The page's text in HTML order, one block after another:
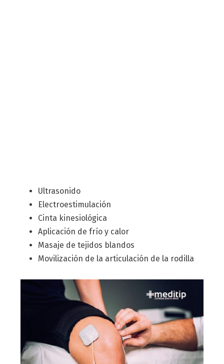
Ultrasonido
Electroestimulación
Cinta kinesiológica
Aplicación de frío y calor
Masaje de tejidos blandos
Movilización de la articulación de la rodilla